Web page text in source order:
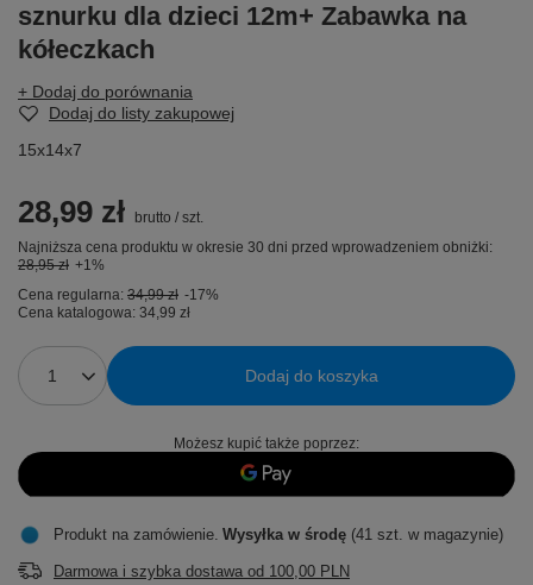
sznurku dla dzieci 12m+ Zabawka na
kółeczkach
+ Dodaj do porównania
Dodaj do listy zakupowej
15x14x7
28,99 zł brutto / szt.
Najniższa cena produktu w okresie 30 dni przed wprowadzeniem obniżki:
28,95 zł +1%
Cena regularna: 34,99 zł -17%
Cena katalogowa: 34,99 zł
Dodaj do koszyka
Możesz kupić także poprzez:
Produkt na zamówienie Wysyłka w środę (41 szt. w magazynie)
Darmowa i szybka dostawa od 100,00 PLN